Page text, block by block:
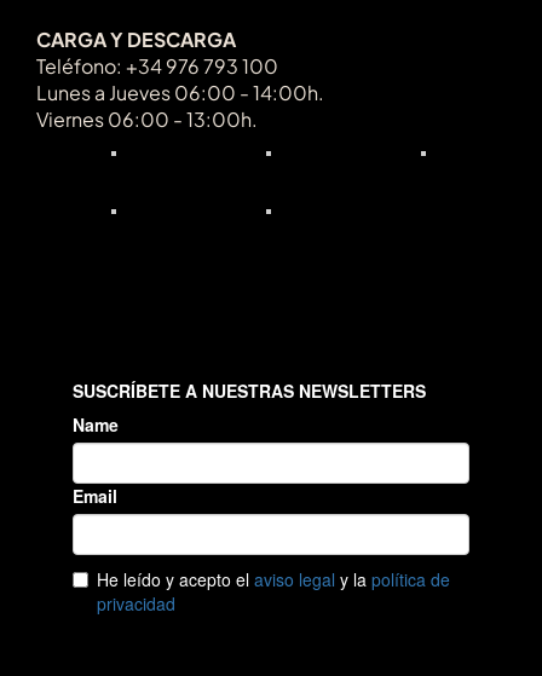
CARGA Y DESCARGA
Teléfono: +34 976 793 100
Lunes a Jueves 06:00 - 14:00h.
Viernes 06:00 - 13:00h.